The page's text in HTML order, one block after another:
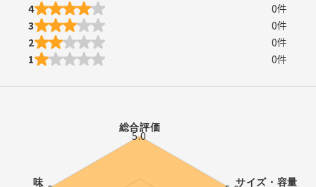
4
0件
3
0件
2
0件
1
0件